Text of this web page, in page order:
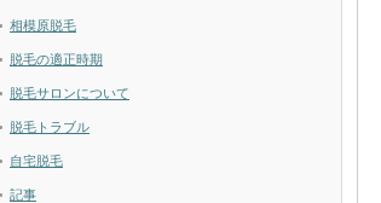
相模原脱毛
脱毛の適正時期
脱毛サロンについて
脱毛トラブル
自宅脱毛
記事